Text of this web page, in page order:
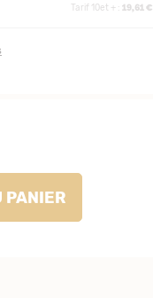
Tarif 10et + : 19,61 €
PANIER